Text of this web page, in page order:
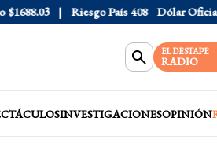
Riesgo País 408 Dólar Oficial
EL DESTAPE
RADIO
INVESTIGACIONESOPINIÓN